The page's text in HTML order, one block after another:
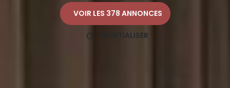
VOIR LES 378 ANNONCES
RÉINITIALISER